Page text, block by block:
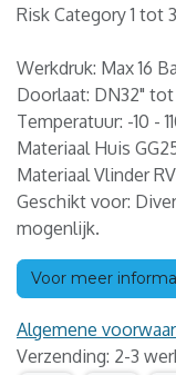
Risk Category 1 tot
Werkdruk: Max 16
Doorlaat: DN32"
Temperatuur: -10 -
Materiaal Huis
Materiaal Vlinder
Geschikt voor:
mogenlijk.
Voor meer
Algemene
Verzending: 2-3